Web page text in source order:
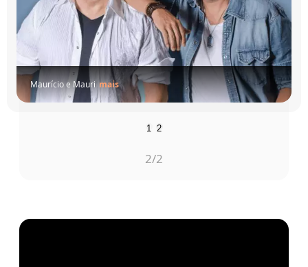
Maurício e Mauri mais
1 2
2/2